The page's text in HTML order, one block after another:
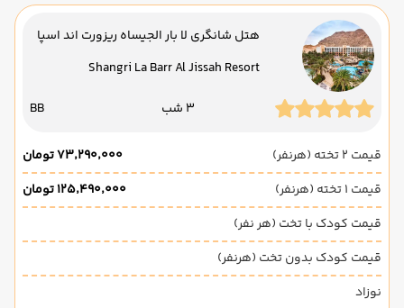
هتل شانگری لا بار الجیساه ریزورت اند اسپا
Shangri La Barr Al Jissah Resort
3 شب BB
قیمت 2 تخته (هرنفر)
۷۳٬۲۹۰٬۰۰۰ تومان
قیمت 1 تخته (هرنفر)
۱۲۵٬۴۹۰٬۰۰۰ تومان
قیمت کودک با تخت (هر نفر)
قیمت کودک بدون تخت (هرنفر)
نوزاد